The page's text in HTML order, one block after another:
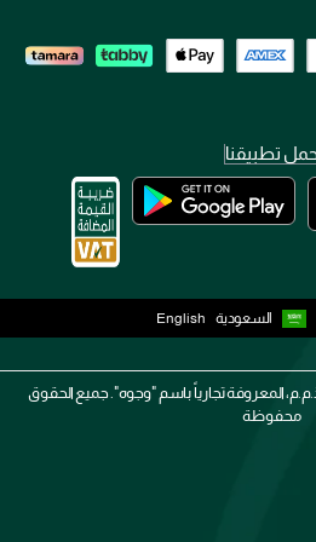
تطبيقنا
السعودية English
المعروفة تجارياً باسم "وجوه". جميع الحقوق
محفوظة